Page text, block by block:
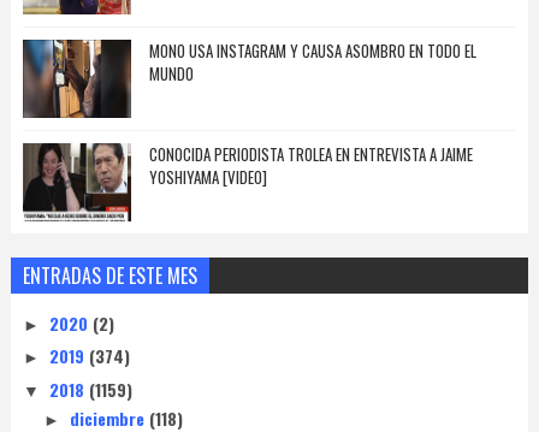
MONO USA INSTAGRAM Y CAUSA ASOMBRO EN TODO EL
MUNDO
CONOCIDA PERIODISTA TROLEA EN ENTREVISTA A JAIME
YOSHIYAMA [VIDEO]
ENTRADAS DE ESTE MES
► 2020 (2)
► 2019 (374)
▼ 2018 (1159)
► diciembre (118)